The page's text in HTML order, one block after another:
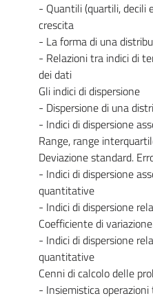
- Quantili (quartili, decili
crescita
- La forma di una
- Relazioni tra indici di
dei dati
Gli indici di dispersione
- Dispersione di una
- Indici di dispersione
Range, range
Deviazione standard.
- Indici di dispersione
quantitative
- Indici di dispersione
Coefficiente di
- Indici di dispersione
quantitative
Cenni di calcolo delle
- Insiemistica